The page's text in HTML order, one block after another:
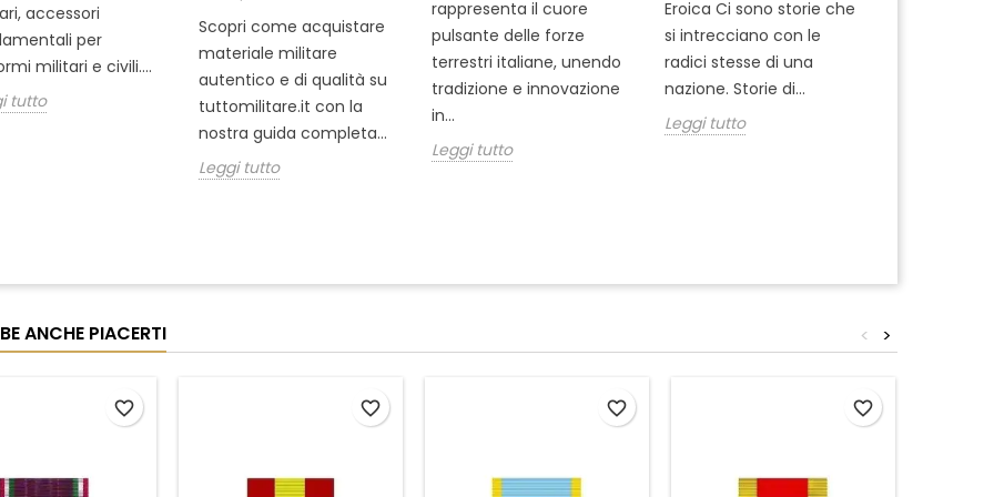
accessori
per
militari e civili....
tutto
Scopri come acquistare
materiale militare
autentico e di qualità su
tuttomilitare.it con la
nostra guida completa...
Leggi tutto
rappresenta il cuore
pulsante delle forze
terrestri italiane, unendo
tradizione e innovazione
in...
Leggi tutto
Eroica Ci sono storie che
si intrecciano con le
radici stesse di una
nazione. Storie di...
Leggi tutto
ANCHE PIACERTI >
<
favorite_border favorite_border favorite_border favorite_border